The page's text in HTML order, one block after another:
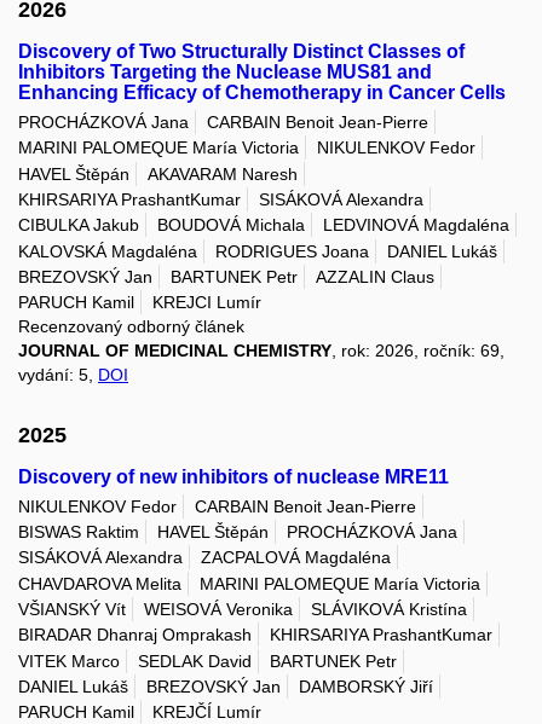
2026
Discovery of Two Structurally Distinct Classes of
Inhibitors Targeting the Nuclease MUS81 and
Enhancing Efficacy of Chemotherapy in Cancer Cells
PROCHÁZKOVÁ Jana
CARBAIN Benoit Jean-Pierre
MARINI PALOMEQUE María Victoria
NIKULENKOV Fedor
HAVEL Štěpán
AKAVARAM Naresh
KHIRSARIYA PrashantKumar
SISÁKOVÁ Alexandra
CIBULKA Jakub
BOUDOVÁ Michala
LEDVINOVÁ Magdaléna
KALOVSKÁ Magdaléna
RODRIGUES Joana
DANIEL Lukáš
BREZOVSKÝ Jan
BARTUNEK Petr
AZZALIN Claus
PARUCH Kamil
KREJCI Lumír
Recenzovaný odborný článek
JOURNAL OF MEDICINAL CHEMISTRY, rok: 2026, ročník: 69,
vydání: 5, DOI
2025
Discovery of new inhibitors of nuclease MRE11
NIKULENKOV Fedor
CARBAIN Benoit Jean-Pierre
BISWAS Raktim
HAVEL Štěpán
PROCHÁZKOVÁ Jana
SISÁKOVÁ Alexandra
ZACPALOVÁ Magdaléna
CHAVDAROVA Melita
MARINI PALOMEQUE María Victoria
VŠIANSKÝ Vít
WEISOVÁ Veronika
SLÁVIKOVÁ Kristína
BIRADAR Dhanraj Omprakash
KHIRSARIYA PrashantKumar
VITEK Marco
SEDLAK David
BARTUNEK Petr
DANIEL Lukáš
BREZOVSKÝ Jan
DAMBORSKÝ Jiří
PARUCH Kamil
KREJČÍ Lumír